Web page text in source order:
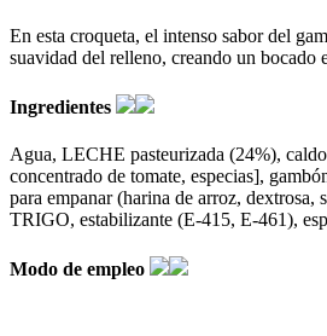
En esta croqueta, el intenso sabor del
suavidad del relleno, creando un bocado
Ingredientes
Agua, LECHE pasteurizada (24%),
concentrado de tomate, especias],
para empanar (harina de arroz,
TRIGO, estabilizante (E-415, E-461),
Modo de empleo